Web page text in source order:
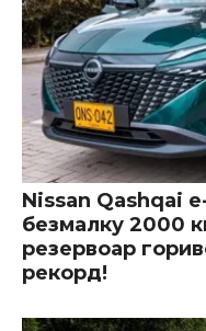
Nissan Qashqai
безмалку 2000
резервоар
рекорд!